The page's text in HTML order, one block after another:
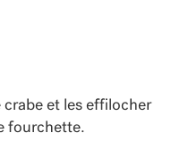
crabe et les effilocher
fourchette.